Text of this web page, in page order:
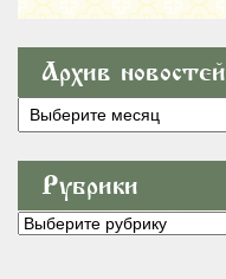
Архив новостей
Архив
новостей
Рубрики
Рубрики